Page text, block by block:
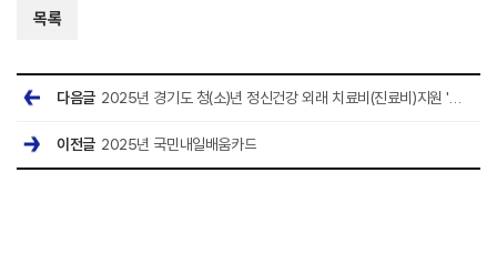
목록
다음글 2025년 경기도 청(소)년 정신건강 외래 치료비(진료비)지원 '청(소)년마인드케어'
이전글 2025년 국민내일배움카드